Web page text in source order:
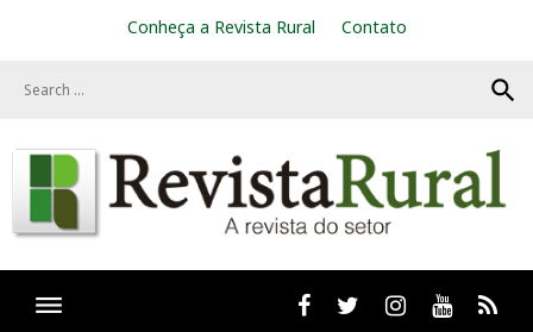
Conheça a Revista Rural Contato
search
Facebooktwitter Instagram
Youtube